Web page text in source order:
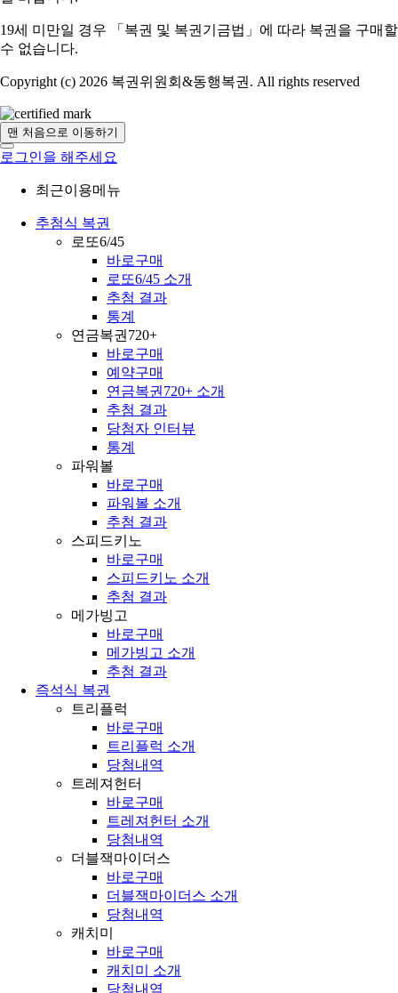
19세 미만일 경우 「복권 및 복권기금법」에 따라 복권을 구매할
수 없습니다.
Copyright (c) 2026 복권위원회&동행복권. All rights reserved
맨 처음으로 이동하기
로그인을 해주세요
최근이용메뉴
추첨식 복권
로또6/45
바로구매
로또6/45 소개
추첨 결과
통계
연금복권720+
바로구매
예약구매
연금복권720+ 소개
추첨 결과
당첨자 인터뷰
통계
파워볼
바로구매
파워볼 소개
추첨 결과
스피드키노
바로구매
스피드키노 소개
추첨 결과
메가빙고
바로구매
메가빙고 소개
추첨 결과
즉석식 복권
트리플럭
바로구매
트리플럭 소개
당첨내역
트레져헌터
바로구매
트레져헌터 소개
당첨내역
더블잭마이더스
바로구매
더블잭마이더스 소개
당첨내역
캐치미
바로구매
캐치미 소개
당첨내역